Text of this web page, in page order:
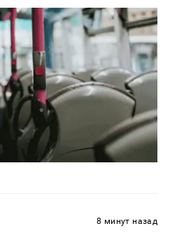
8 минут назад